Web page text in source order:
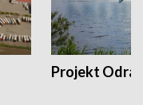
Projekt Odra